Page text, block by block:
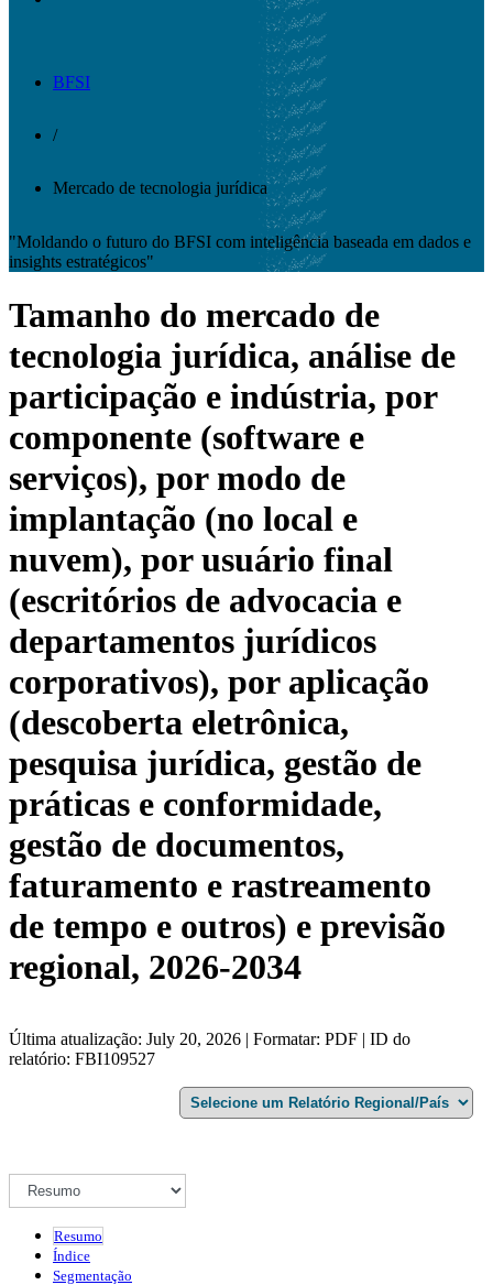
BFSI
/
Mercado de tecnologia jurídica
"Moldando o futuro do BFSI com inteligência baseada em dados e
insights estratégicos"
Tamanho do mercado de
tecnologia jurídica, análise de
participação e indústria, por
componente (software e
serviços), por modo de
implantação (no local e
nuvem), por usuário final
(escritórios de advocacia e
departamentos jurídicos
corporativos), por aplicação
(descoberta eletrônica,
pesquisa jurídica, gestão de
práticas e conformidade,
gestão de documentos,
faturamento e rastreamento
de tempo e outros) e previsão
regional, 2026-2034
Última atualização: July 20, 2026 | Formatar: PDF | ID do
relatório: FBI109527
Resumo
Índice
Segmentação